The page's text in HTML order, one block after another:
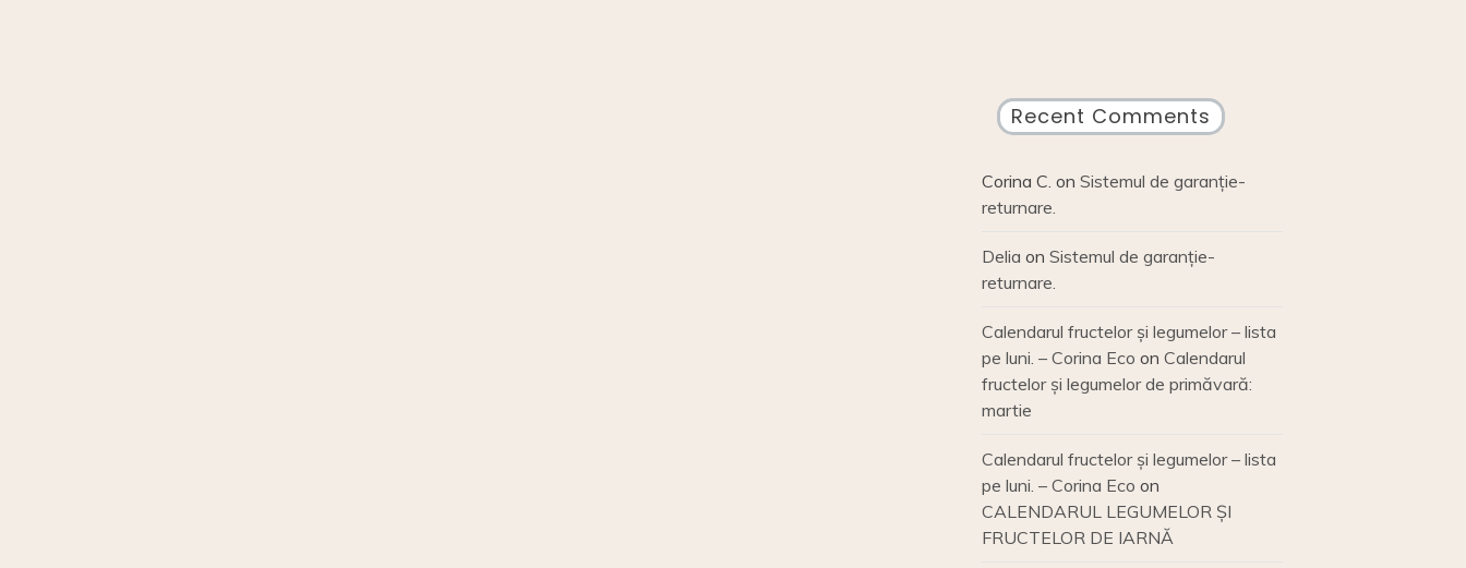
Recent Comments
Corina C. on Sistemul de garanție-
returnare.
Delia on Sistemul de garanție-
returnare.
Calendarul fructelor și legumelor – lista
pe luni. – Corina Eco on Calendarul
fructelor și legumelor de primăvară:
martie
Calendarul fructelor și legumelor – lista
pe luni. – Corina Eco on
CALENDARUL LEGUMELOR ȘI
FRUCTELOR DE IARNĂ